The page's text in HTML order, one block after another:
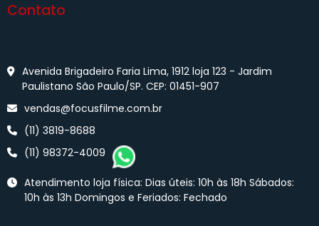
Contato
Avenida Brigadeiro Faria Lima, 1912 loja 123 - Jardim
Paulistano São Paulo/SP. CEP: 01451-907
vendas@focusfilme.com.br
(11) 3819-8688
(11) 98372-4009
Atendimento loja física: Dias úteis: 10h às 18h Sábados:
10h às 13h Domingos e Feriados: Fechado